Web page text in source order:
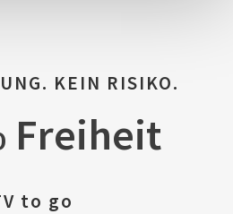
KEIN RISIKO.
Freiheit
to go